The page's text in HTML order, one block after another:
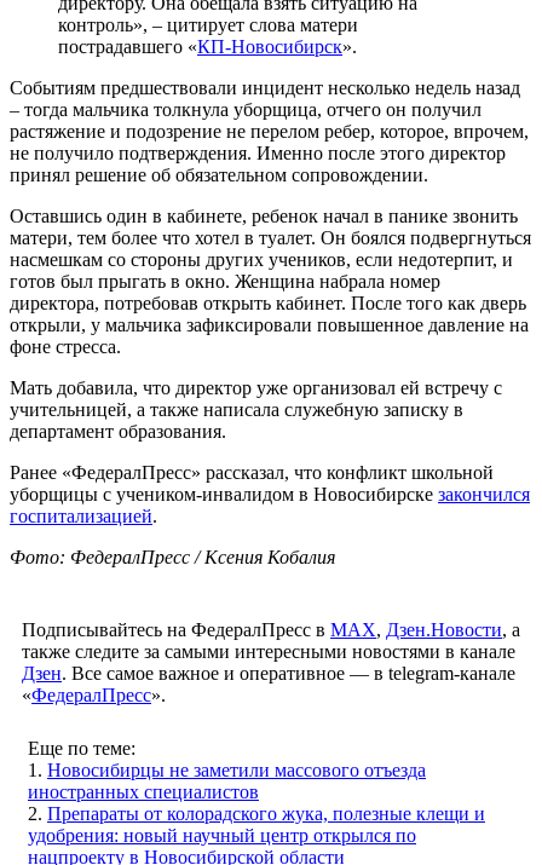
контроль», – цитирует слова матери
пострадавшего «КП-Новосибирск».
Событиям предшествовали инцидент несколько недель назад
– тогда мальчика толкнула уборщица, отчего он получил
растяжение и подозрение не перелом ребер, которое, впрочем,
не получило подтверждения. Именно после этого директор
принял решение об обязательном сопровождении.
Оставшись один в кабинете, ребенок начал в панике звонить
матери, тем более что хотел в туалет. Он боялся подвергнуться
насмешкам со стороны других учеников, если недотерпит, и
готов был прыгать в окно. Женщина набрала номер
директора, потребовав открыть кабинет. После того как дверь
открыли, у мальчика зафиксировали повышенное давление на
фоне стресса.
Мать добавила, что директор уже организовал ей встречу с
учительницей, а также написала служебную записку в
департамент образования.
Ранее «ФедералПресс» рассказал, что конфликт школьной
уборщицы с учеником-инвалидом в Новосибирске закончился
госпитализацией.
Фото: ФедералПресс / Ксения Кобалия
Подписывайтесь на ФедералПресс в МАХ, Дзен.Новости, а
также следите за самыми интересными новостями в канале
Дзен. Все самое важное и оперативное — в telegram-канале
«ФедералПресс».
Еще по теме:
1. Новосибирцы не заметили массового отъезда
иностранных специалистов
2. Препараты от колорадского жука, полезные клещи и
удобрения: новый научный центр открылся по
нацпроекту в Новосибирской области